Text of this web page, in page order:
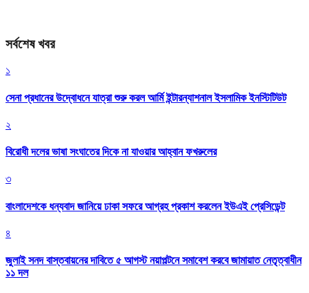
সর্বশেষ খবর
১
সেনা প্রধানের উদ্বোধনে যাত্রা শুরু করল আর্মি ইন্টারন্যাশনাল ইসলামিক ইনস্টিটিউট
২
বিরোধী দলের ভাষা সংঘাতের দিকে না যাওয়ার আহ্বান ফখরুলের
৩
বাংলাদেশকে ধন্যবাদ জানিয়ে ঢাকা সফরে আগ্রহ প্রকাশ করলেন ইউএই প্রেসিডেন্ট
৪
জুলাই সনদ বাস্তবায়নের দাবিতে ৫ আগস্ট নয়াপল্টনে সমাবেশ করবে জামায়াত নেতৃত্বাধীন
১১ দল